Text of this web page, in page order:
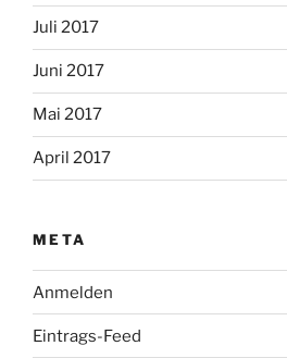
Juli 2017
Juni 2017
Mai 2017
April 2017
META
Anmelden
Eintrags-Feed